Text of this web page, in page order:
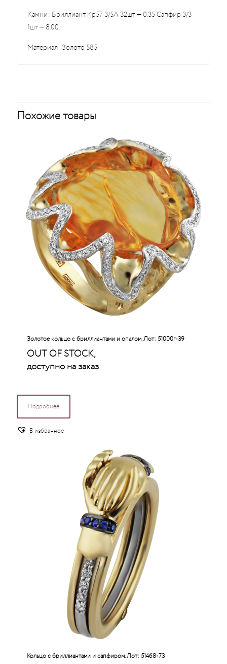
Камни: Бриллиант Кр57 3/5А 32шт — 0.35 Сапфир 3/3
1шт — 8.00
Материал: Золото 585
Похожие товары
Золотое кольцо с бриллиантами и опалом. Лот: 51000г-39
OUT OF STOCK,
доступно на заказ
Подробнее
В избранное
Кольцо с бриллиантами и сапфиром. Лот: 51468-73